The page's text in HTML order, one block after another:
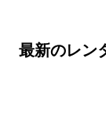
最新のレン